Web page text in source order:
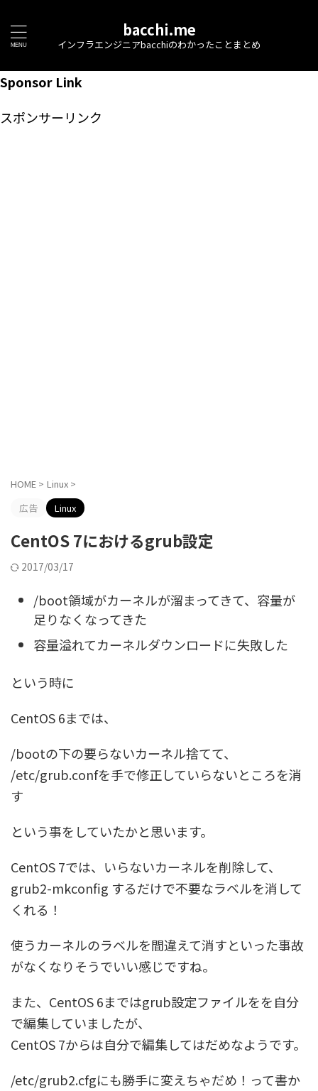
bacchi.me
インフラエンジニアbacchiのわかったことまとめ
Sponsor Link
スポンサーリンク
HOME > Linux >
広告
Linux
CentOS 7におけるgrub設定
2017/03/17
/boot領域がカーネルが溜まってきて、容量が
足りなくなってきた
容量溢れてカーネルダウンロードに失敗した
という時に
CentOS 6までは、
/bootの下の要らないカーネル捨てて、
/etc/grub.confを手で修正していらないところを消
す
という事をしていたかと思います。
CentOS 7では、いらないカーネルを削除して、
grub2-mkconfig するだけで不要なラベルを消して
くれる！
使うカーネルのラベルを間違えて消すといった事故
がなくなりそうでいい感じですね。
また、CentOS 6まではgrub設定ファイルをを自分
で編集していましたが、
CentOS 7からは自分で編集してはだめなようです。
/etc/grub2.cfgにも勝手に変えちゃだめ！って書か